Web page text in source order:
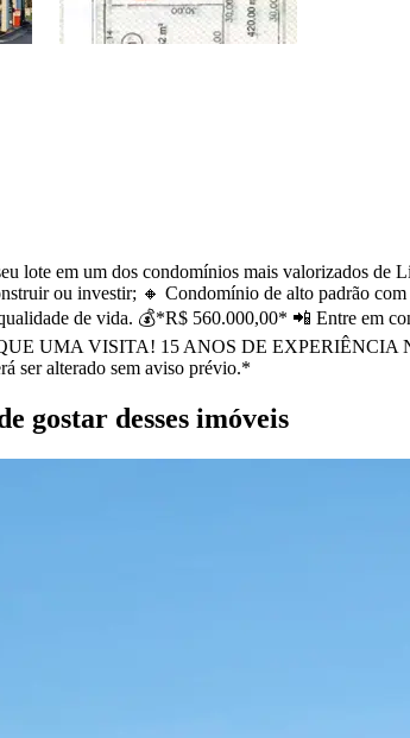
lote em um dos condomínios mais valorizados
ou investir; 🔸 Condomínio de alto padrão
de vida. 💰*R$ 560.000,00* 📲 Entre em
UMA VISITA! 15 ANOS DE EXPERIÊNCIA
ser alterado sem aviso prévio.*
gostar desses imóveis